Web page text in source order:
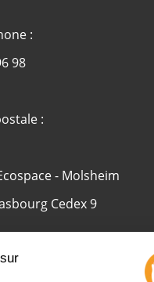
:
98
:
- Molsheim
Cedex 9